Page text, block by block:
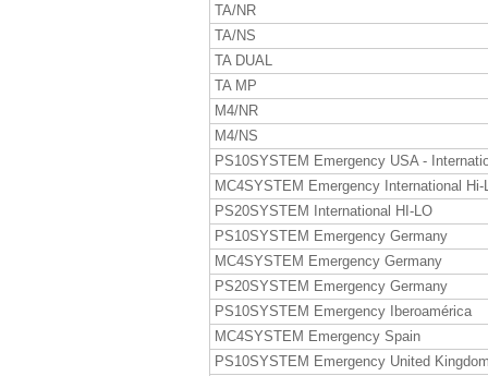
TA/NR
TA/NS
TA DUAL
TA MP
M4/NR
M4/NS
PS10SYSTEM Emergency USA -
MC4SYSTEM Emergency International Hi-
PS20SYSTEM International HI-LO
PS10SYSTEM Emergency Germany
MC4SYSTEM Emergency Germany
PS20SYSTEM Emergency Germany
PS10SYSTEM Emergency Iberoamérica
MC4SYSTEM Emergency Spain
PS10SYSTEM Emergency United Kingdom